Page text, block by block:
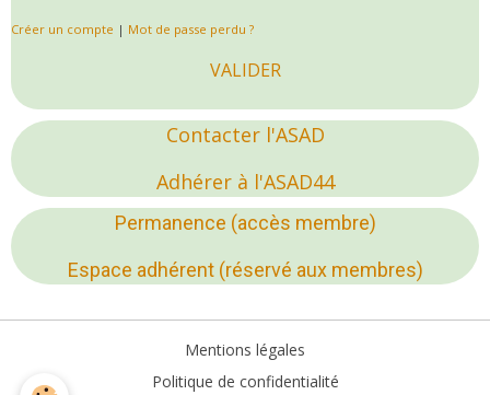
Créer un compte | Mot de passe perdu ?
VALIDER
Contacter l'ASAD
Adhérer à l'ASAD44
Permanence (accès membre)
Espace adhérent (réservé aux membres)
Mentions légales
Politique de confidentialité